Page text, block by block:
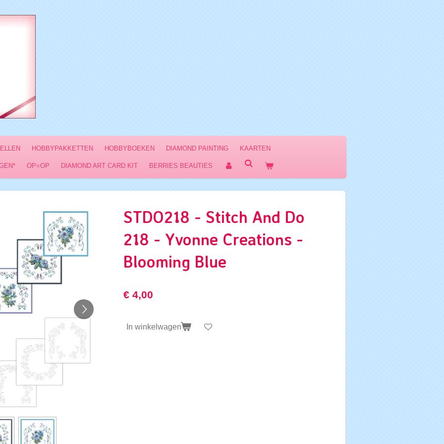
HOBBYPAKKETTEN HOBBYBOEKEN DIAMOND PAINTING KAARTEN
OP=OP DIAMOND ART CARD KIT BERRIES BEAUTIES
STDO218 - Stitch And Do
218 - Yvonne Creations -
Blooming Blue
€ 4,00
In winkelwagen